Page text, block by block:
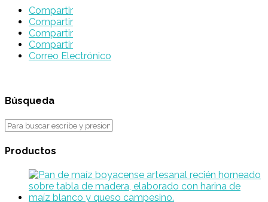
Compartir
Compartir
Compartir
Compartir
Correo Electrónico
Búsqueda
Productos